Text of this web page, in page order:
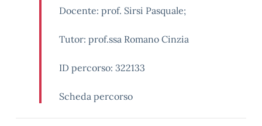
Docente: prof. Sirsi Pasquale;
Tutor: prof.ssa Romano Cinzia
ID percorso: 322133
Scheda percorso